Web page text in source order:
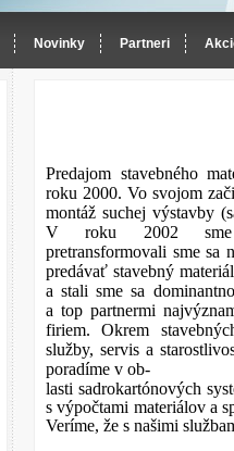
Novinky Partneri
Predajom stavebného
roku 2000. Vo svojom
montáž suchej výstavby
V roku 2002 sme
pretransformovali sme sa
predávať stavebný
a stali sme sa
a top partnermi
firiem. Okrem
služby, servis a
poradíme v ob-
lasti sadrokartónových
s výpočtami materiálov a
Veríme, že s našimi